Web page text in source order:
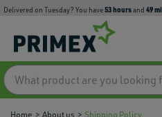
Delivered on Tuesday? You have53hoursand 49
Home About us Shipping Policy